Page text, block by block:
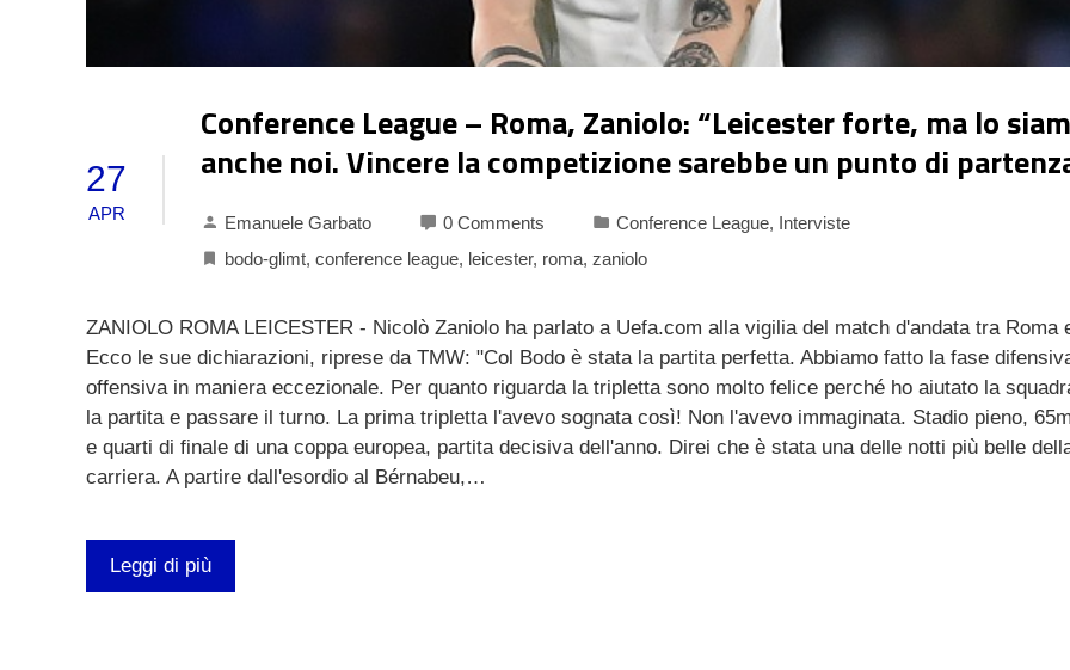
27
APR
Conference League – Roma, Zaniolo: “Leicester forte, ma lo
anche noi. Vincere la competizione sarebbe un punto di
Emanuele Garbato 0 Comments Conference League, Interviste
bodo-glimt, conference league, leicester, roma, zaniolo
ZANIOLO ROMA LEICESTER - Nicolò Zaniolo ha parlato a Uefa.com alla vigilia del match d'andata tra Roma
Ecco le sue dichiarazioni, riprese da TMW: "Col Bodo è stata la partita perfetta. Abbiamo fatto la fase
offensiva in maniera eccezionale. Per quanto riguarda la tripletta sono molto felice perché ho aiutato la
la partita e passare il turno. La prima tripletta l'avevo sognata così! Non l'avevo immaginata. Stadio pieno,
e quarti di finale di una coppa europea, partita decisiva dell'anno. Direi che è stata una delle notti più belle
carriera. A partire dall'esordio al Bérnabeu,…
Leggi di più